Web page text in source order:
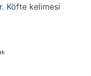
Köfte kelimesi